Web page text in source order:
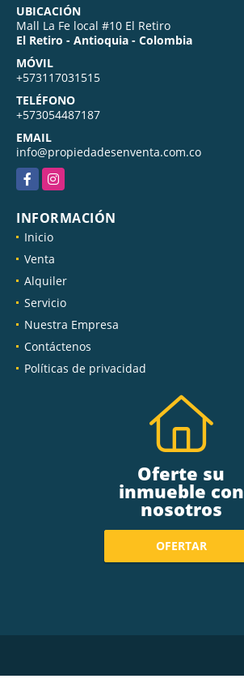
UBICACIÓN
Mall La Fe local #10 El Retiro
El Retiro - Antioquia - Colombia
MÓVIL
+573117031515
TELÉFONO
+573054487187
EMAIL
info@propiedadesenventa.com.co
FacebookInstagram
INFORMACIÓN
Inicio
Venta
Alquiler
Servicio
Nuestra Empresa
Contáctenos
Políticas de privacidad
Oferte su
inmueble con
nosotros
OFERTAR